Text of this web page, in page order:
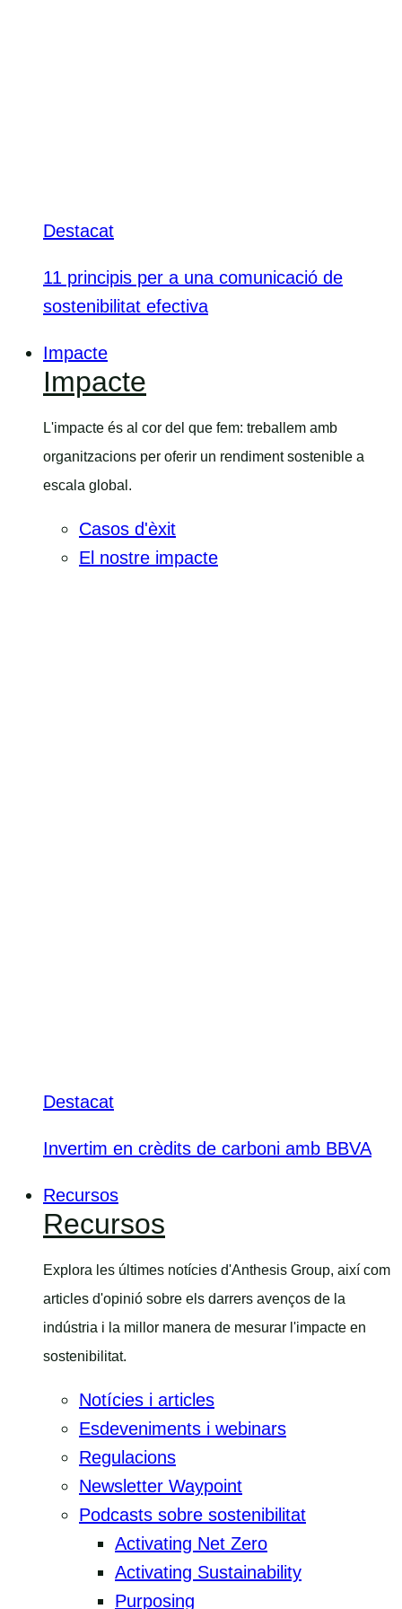
Destacat
11 principis per a una comunicació de
sostenibilitat efectiva
Impacte
Impacte
L'impacte és al cor del que fem: treballem amb
organitzacions per oferir un rendiment sostenible a
escala global.
Casos d'èxit
El nostre impacte
Destacat
Invertim en crèdits de carboni amb BBVA
Recursos
Recursos
Explora les últimes notícies d'Anthesis Group, així com
articles d'opinió sobre els darrers avenços de la
indústria i la millor manera de mesurar l'impacte en
sostenibilitat.
Notícies i articles
Esdeveniments i webinars
Regulacions
Newsletter Waypoint
Podcasts sobre sostenibilitat
Activating Net Zero
Activating Sustainability
Purposing